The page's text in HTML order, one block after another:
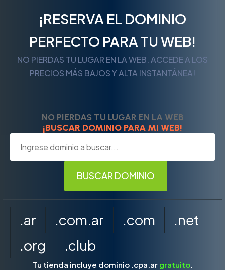
¡RESERVA EL DOMINIO
PERFECTO PARA TU WEB!
NO PIERDAS TU LUGAR EN LA WEB. ACCEDE A LOS
PRECIOS MÁS BAJOS Y ALTA INSTANTÁNEA!
NO PIERDAS TU LUGAR EN LA WEB
¡BUSCAR DOMINIO PARA MI WEB!
.ar .com.ar .com
.net
.org
.club
Tu tienda incluye dominio .cpa.ar gratuito.